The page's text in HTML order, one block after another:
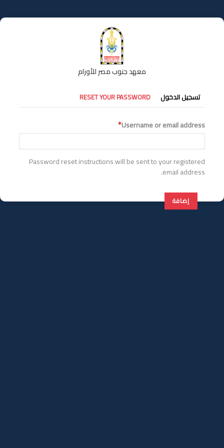
إلى
المحتوى
معهد جنوب مصر للأورام
التبويبات
الأساسية
تسجيل الدخول RESET YOUR PASSWORD
Username or email address
Password reset instructions will be sent to your registered
email address.